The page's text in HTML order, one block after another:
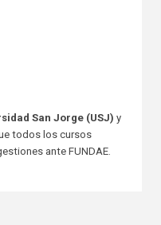
San Jorge (USJ) y
todos los cursos
ante FUNDAE.